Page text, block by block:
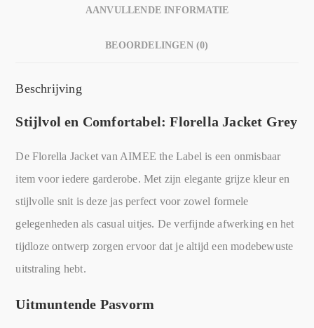
AANVULLENDE INFORMATIE
BEOORDELINGEN (0)
Beschrijving
Stijlvol en Comfortabel: Florella Jacket Grey
De Florella Jacket van AIMEE the Label is een onmisbaar
item voor iedere garderobe. Met zijn elegante grijze kleur en
stijlvolle snit is deze jas perfect voor zowel formele
gelegenheden als casual uitjes. De verfijnde afwerking en het
tijdloze ontwerp zorgen ervoor dat je altijd een modebewuste
uitstraling hebt.
Uitmuntende Pasvorm